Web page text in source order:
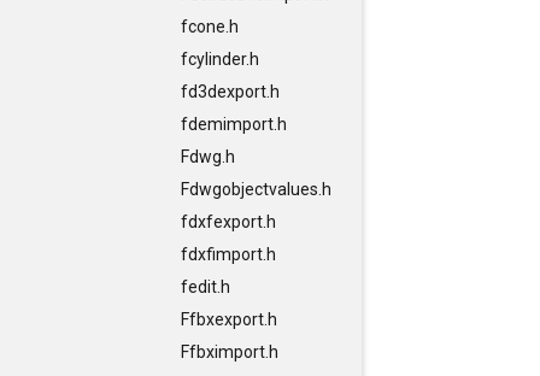
fcone.h
fcylinder.h
fd3dexport.h
fdemimport.h
Fdwg.h
Fdwgobjectvalues.h
fdxfexport.h
fdxfimport.h
fedit.h
Ffbxexport.h
Ffbximport.h